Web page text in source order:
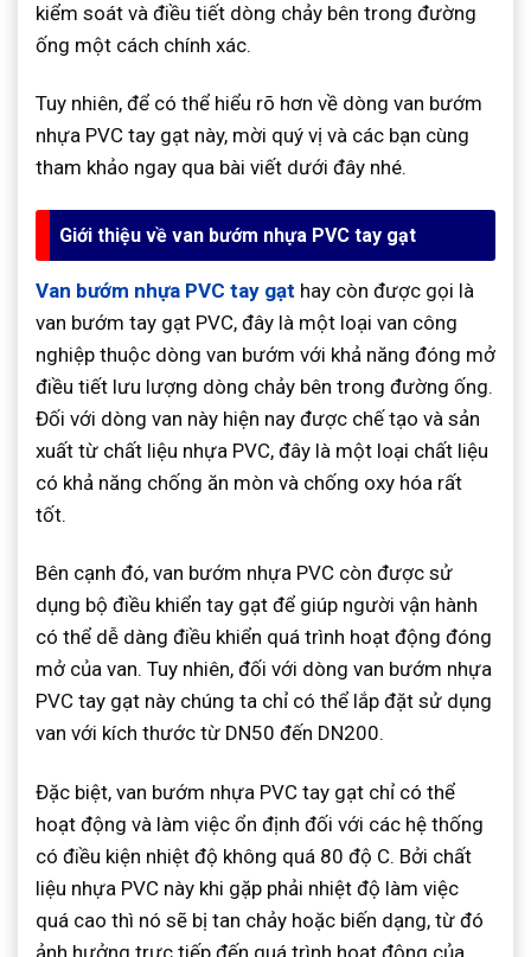
kiểm soát và điều tiết dòng chảy bên trong đường
ống một cách chính xác.
Tuy nhiên, để có thể hiểu rõ hơn về dòng van bướm
nhựa PVC tay gạt này, mời quý vị và các bạn cùng
tham khảo ngay qua bài viết dưới đây nhé.
Giới thiệu về van bướm nhựa PVC tay gạt
Van bướm nhựa PVC tay gạt hay còn được gọi là
van bướm tay gạt PVC, đây là một loại van công
nghiệp thuộc dòng van bướm với khả năng đóng mở
điều tiết lưu lượng dòng chảy bên trong đường ống.
Đối với dòng van này hiện nay được chế tạo và sản
xuất từ chất liệu nhựa PVC, đây là một loại chất liệu
có khả năng chống ăn mòn và chống oxy hóa rất
tốt.
Bên cạnh đó, van bướm nhựa PVC còn được sử
dụng bộ điều khiển tay gạt để giúp người vận hành
có thể dễ dàng điều khiển quá trình hoạt động đóng
mở của van. Tuy nhiên, đối với dòng van bướm nhựa
PVC tay gạt này chúng ta chỉ có thể lắp đặt sử dụng
van với kích thước từ DN50 đến DN200.
Đặc biệt, van bướm nhựa PVC tay gạt chỉ có thể
hoạt động và làm việc ổn định đối với các hệ thống
có điều kiện nhiệt độ không quá 80 độ C. Bởi chất
liệu nhựa PVC này khi gặp phải nhiệt độ làm việc
quá cao thì nó sẽ bị tan chảy hoặc biến dạng, từ đó
ảnh hưởng trực tiếp đến quá trình hoạt động của